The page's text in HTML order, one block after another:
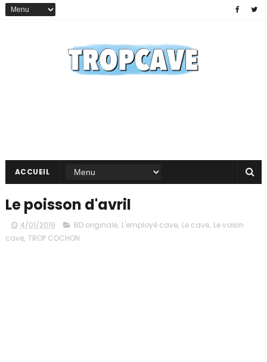
ACCUEIL
Le poisson d'avril
4/01/2019 BD originale, L'employé cave, Le cave, Le voisin
cave, TROP COCHON